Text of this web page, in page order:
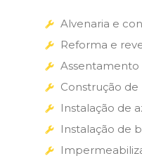
Alvenaria e
Reforma e
Assentamento
Construção
Instalação de
Instalação de